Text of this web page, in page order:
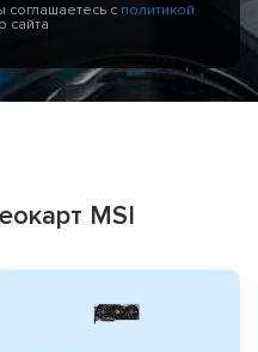
с политикой
сайта
MSI